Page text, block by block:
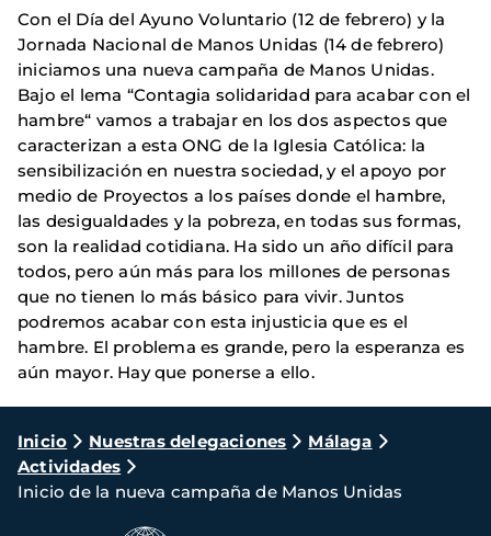
Con el Día del Ayuno Voluntario (12 de febrero) y la
Jornada Nacional de Manos Unidas (14 de febrero)
iniciamos una nueva campaña de Manos Unidas.
Bajo el lema “Contagia solidaridad para acabar con el
hambre“ vamos a trabajar en los dos aspectos que
caracterizan a esta ONG de la Iglesia Católica: la
sensibilización en nuestra sociedad, y el apoyo por
medio de Proyectos a los países donde el hambre,
las desigualdades y la pobreza, en todas sus formas,
son la realidad cotidiana. Ha sido un año difícil para
todos, pero aún más para los millones de personas
que no tienen lo más básico para vivir. Juntos
podremos acabar con esta injusticia que es el
hambre. El problema es grande, pero la esperanza es
aún mayor. Hay que ponerse a ello.
Ruta
de
navegación
Inicio Nuestras delegaciones
Málaga
Actividades
Inicio de la nueva campaña de Manos Unidas